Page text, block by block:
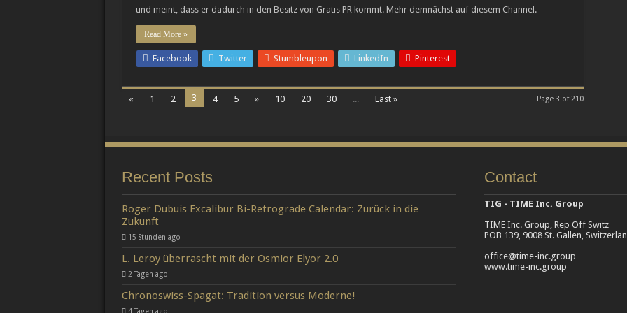
und meint, dass er dadurch in den Besitz von Gratis PR kommt. Mehr demnächst auf diesem Channel.
Read More »
Facebook Twitter Stumbleupon LinkedIn Pinterest
Page 3 of 210
« 1 2 3 4 5 » 10 20 30 ... Last »
Recent Posts
Roger Dubuis Excalibur Bi-Retrograde Calendar: Zurück in die
Zukunft
15 Stunden ago
L. Leroy überrascht mit der Osmior Elyor 2.0
2 Tagen ago
Chronoswiss-Spagat: Tradition versus Moderne!
4 Tagen ago
Contact
TIG - TIME Inc. Group
TIME Inc. Group, Rep Off Switz
POB 139, 9008 St. Gallen,
office@time-inc.group
www.time-inc.group